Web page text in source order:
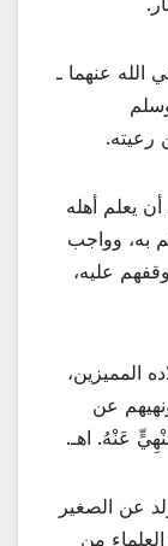
عنهما ـ
رعيته.
يعلم أهله
به، وواجب
عليه،
المميزين،
عن
عَنْهُ. اهـ.
عن الصغير
من